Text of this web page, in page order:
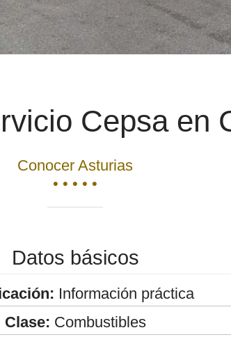
Cepsa en
Conocer Asturias
• • • • •
Datos básicos
Información práctica
Clase: Combustibles